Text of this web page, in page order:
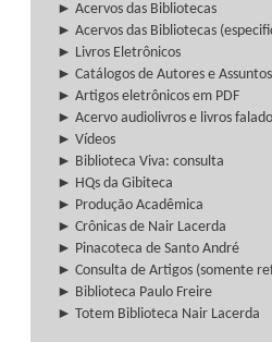
► Acervos das Bibliotecas
► Acervos das Bibliotecas
► Livros Eletrônicos
► Catálogos de Autores e Assuntos
► Artigos eletrônicos em PDF
► Acervo audiolivros e livros
► Vídeos
► Biblioteca Viva: consulta
► HQs da Gibiteca
► Produção Acadêmica
► Crônicas de Nair Lacerda
► Pinacoteca de Santo André
► Consulta de Artigos (somente
► Biblioteca Paulo Freire
► Totem Biblioteca Nair Lacerda